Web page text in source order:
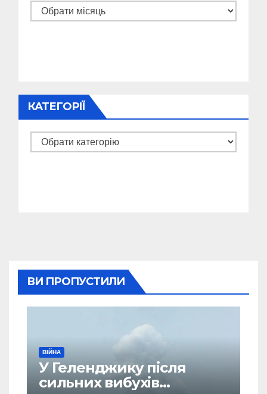
Архіви
КАТЕГОРІЇ
Категорії
ВИ ПРОПУСТИЛИ
ВІЙНА
У Геленджику після
сильних вибухів